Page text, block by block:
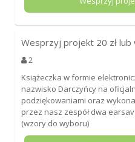
Wesprzyj projekt 20 zł
2
Książeczka w formie
nazwisko Darczyńcy na
podziękowaniami oraz
przez nasz zespół dwa
(wzory do wyboru)